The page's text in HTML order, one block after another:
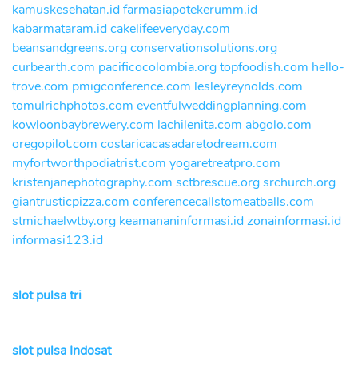
kamuskesehatan.idfarmasiapotekerumm.id
kabarmataram.idcakelifeeveryday.com
beansandgreens.orgconservationsolutions.org
curbearth.com pacificocolombia.orgtopfoodish.com hello-
trove.com pmigconference.com lesleyreynolds.com
tomulrichphotos.com eventfulweddingplanning.com
kowloonbaybrewery.com lachilenita.com abgolo.com
oregopilot.com costaricacasadaretodream.com
myfortworthpodiatrist.com yogaretreatpro.com
kristenjanephotography.com sctbrescue.orgsrchurch.org
giantrusticpizza.com conferencecallstomeatballs.com
stmichaelwtby.org keamananinformasi.idzonainformasi.id
informasi123.id
slot pulsa tri
slot pulsa Indosat